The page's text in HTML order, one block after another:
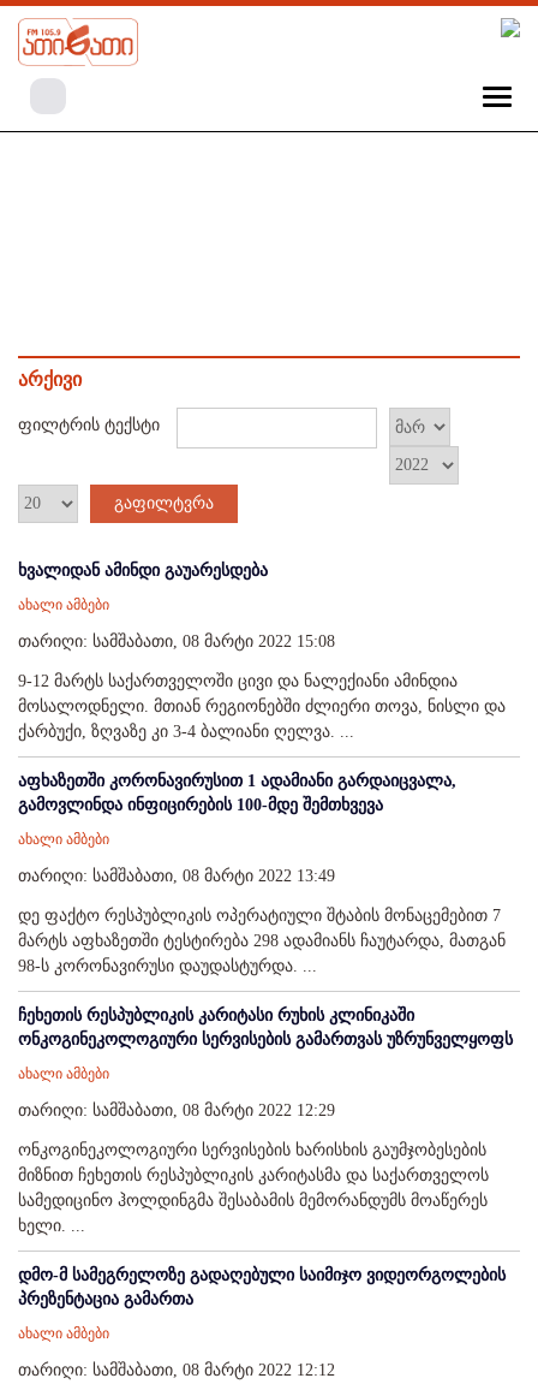
არქივი
ფილტრის ტექსტი
გაფილტვრა
ხვალიდან ამინდი გაუარესდება
ახალი ამბები
თარიღი: სამშაბათი, 08 მარტი 2022 15:08
9-12 მარტს საქართველოში ცივი და ნალექიანი ამინდია
მოსალოდნელი. მთიან რეგიონებში ძლიერი თოვა, ნისლი და
ქარბუქი, ზღვაზე კი 3-4 ბალიანი ღელვა. ...
აფხაზეთში კორონავირუსით 1 ადამიანი გარდაიცვალა,
გამოვლინდა ინფიცირების 100-მდე შემთხვევა
ახალი ამბები
თარიღი: სამშაბათი, 08 მარტი 2022 13:49
დე ფაქტო რესპუბლიკის ოპერატიული შტაბის მონაცემებით 7
მარტს აფხაზეთში ტესტირება 298 ადამიანს ჩაუტარდა, მათგან
98-ს კორონავირუსი დაუდასტურდა. ...
ჩეხეთის რესპუბლიკის კარიტასი რუხის კლინიკაში
ონკოგინეკოლოგიური სერვისების გამართვას უზრუნველყოფს
ახალი ამბები
თარიღი: სამშაბათი, 08 მარტი 2022 12:29
ონკოგინეკოლოგიური სერვისების ხარისხის გაუმჯობესების
მიზნით ჩეხეთის რესპუბლიკის კარიტასმა და საქართველოს
სამედიცინო ჰოლდინგმა შესაბამის მემორანდუმს მოაწერეს
ხელი. ...
დმო-მ სამეგრელოზე გადაღებული საიმიჯო ვიდეორგოლების
პრეზენტაცია გამართა
ახალი ამბები
თარიღი: სამშაბათი, 08 მარტი 2022 12:12